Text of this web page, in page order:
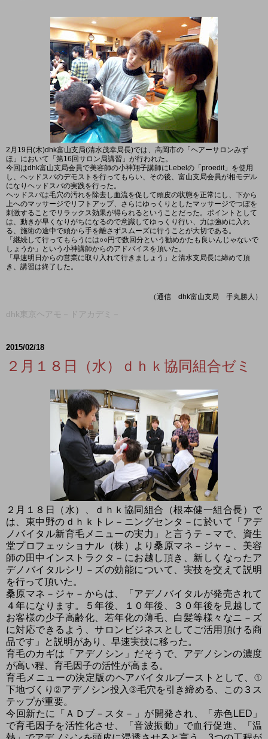
2月19日(木)dhk富山支局(清水茂幸局長)では、高岡市の「ヘアーサロンみず
ほ」において「第16回サロン局講習」が行われた。
今回はdhk富山支局会員で美容師の小神翔子講師にLebelの「proedit」を使用
し、ヘッドスパのデモストを行ってもらい、その後、富山支局会員が相モデル
になりヘッドスパの実践を行った。
ヘッドスパは毛穴の汚れを除去し血流を促して頭皮の状態を正常にし、下から
上へのマッサージでリフトアップ、さらにゆっくりとしたマッサージでつぼを
刺激することでリラックス効果が得られるということだった。ポイントとして
は、動きが早くなりがちになるので意識してゆっくり行い、力は強めに入れ
る、施術の途中で頭から手を離さずスムーズに行うことが大切である。
「継続して行ってもらうには○○円で数回分という勧めかたも良いんじゃないで
しょうか」という小神講師からのアドバイスを頂いた。
「早速明日からの営業に取り入れて行きましょう」と清水支局長に締めて頂
き、講習は終了した。
（通信 dhk富山支局 手丸勝人）
dhk東京ヘアモ－ドアカデミ－
2015/02/18
２月１８日（水）ｄｈｋ協同組合ゼミ
２月１８日（水）、ｄｈｋ協同組合（根本健一組合長）で
は、東中野のｄｈｋトレ－ニングセンタ－に於いて「アデ
ノバイタル新育毛メニューの実力」と言うテ－マで、資生
堂プロフェッショナル（株）より桑原マネ－ジャ－、美容
師の田中インストラクタ－にお越し頂き、新しくなったア
デノバイタルシリ－ズの効能について、実技を交えて説明
を行って頂いた。
桑原マネ－ジャ－からは、「アデノバイタルが発売されて
４年になります。５年後、１０年後、３０年後を見越して
お客様の少子高齢化、若年化の薄毛、白髪等様々なニ－ズ
に対応できるよう、サロンビジネスとしてご活用頂ける商
品です」と説明があり、早速実技に移った。
育毛のカギは「アデノシン」だそうで、アデノシンの濃度
が高い程、育毛因子の活性が高まる。
育毛メニューの決定版のヘアバイタルブーストとして、①
下地づくり②アデノシン投入③毛穴を引き締める、この３ス
テップが重要。
今回新たに「ＡＤブ－スタ－」が開発され、「赤色LED」
で育毛因子を活性化させ、「音波振動」で血行促進、「温